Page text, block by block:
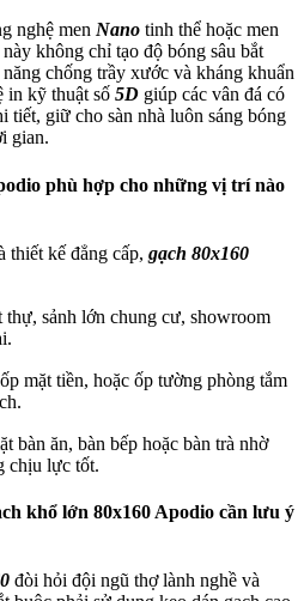
nghệ men Nano tinh thể hoặc men
không chỉ tạo độ bóng sâu bắt
chống trầy xước và kháng khuẩn
in kỹ thuật số 5D giúp các vân đá có
tiết, giữ cho sàn nhà luôn sáng bóng
gian.
phù hợp cho những vị trí nào
kế đẳng cấp, gạch 80x160
thự, sảnh lớn chung cư, showroom
mặt tiền, hoặc ốp tường phòng tắm
bàn ăn, bàn bếp hoặc bàn trà nhờ
chịu lực tốt.
khổ lớn 80x160 Apodio cần lưu ý
đòi hỏi đội ngũ thợ lành nghề và